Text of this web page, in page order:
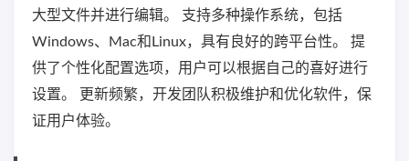
大型文件并进行编辑。 支持多种操作系统，包括
Windows、Mac和Linux，具有良好的跨平台性。 提
供了个性化配置选项，用户可以根据自己的喜好进行
设置。 更新频繁，开发团队积极维护和优化软件，保
证用户体验。